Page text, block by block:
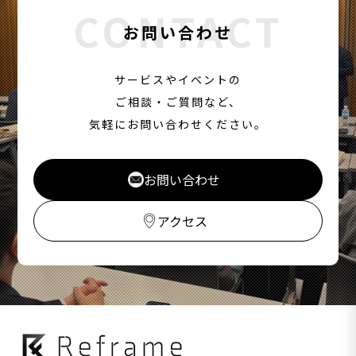
お問い合わせ
CONTACT
サービスやイベントの
ご相談・ご質問など、
気軽にお問い合わせください。
お問い合わせ
アクセス